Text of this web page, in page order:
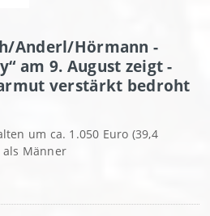
Anderl/Hörmann -
am 9. August zeigt -
verstärkt bedroht
um ca. 1.050 Euro (39,4
als Männer